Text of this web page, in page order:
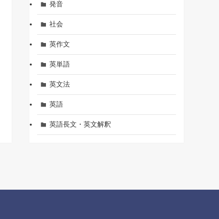
発音
社会
英作文
英単語
英文法
英語
英語長文・英文解釈